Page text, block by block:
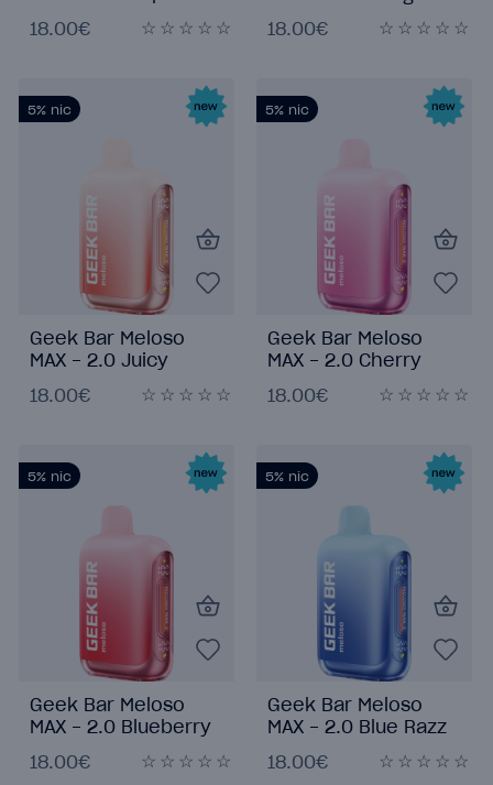
18.00€ 18.00€
5% nic
Geek Bar Meloso
MAX - 2.0 Juicy
18.00€
5% nic
Geek Bar Meloso
MAX - 2.0 Cherry
18.00€
5% nic
Geek Bar Meloso
MAX - 2.0 Blueberry
18.00€
5% nic
Geek Bar Meloso
MAX - 2.0 Blue Razz
18.00€